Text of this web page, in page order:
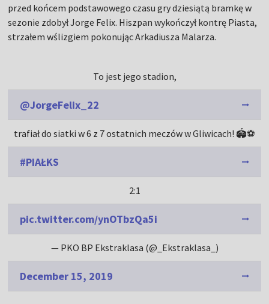
przed końcem podstawowego czasu gry dziesiątą bramkę w
sezonie zdobył Jorge Felix. Hiszpan wykończył kontrę Piasta,
strzałem wślizgiem pokonując Arkadiusza Malarza.
To jest jego stadion,
@JorgeFelix_22
trafiał do siatki w 6 z 7 ostatnich meczów w Gliwicach! 🏟️⚽️
#PIAŁKS
2:1
pic.twitter.com/ynOTbzQa5i
— PKO BP Ekstraklasa (@_Ekstraklasa_)
December 15, 2019